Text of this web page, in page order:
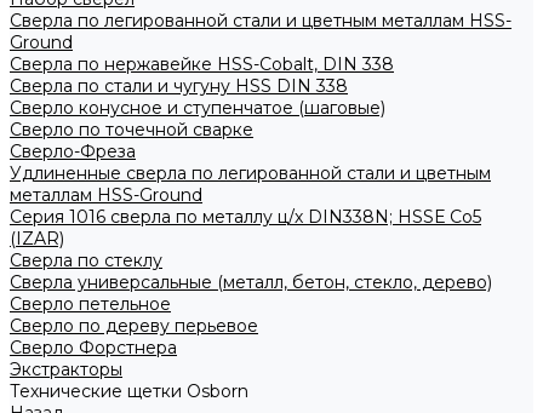
Сверла по легированной стали и цветным металлам HSS-
Ground
Сверла по нержавейке HSS-Cobalt, DIN 338
Сверла по стали и чугуну HSS DIN 338
Сверло конусное и ступенчатое (шаговые)
Сверло по точечной сварке
Сверло-Фреза
Удлиненные сверла по легированной стали и цветным
металлам HSS-Ground
Серия 1016 сверла по металлу ц/х DIN338N; HSSЕ Со5
(IZAR)
Сверла по стеклу
Сверла универсальные (металл, бетон, стекло, дерево)
Сверло петельное
Сверло по дереву перьевое
Сверло Форстнера
Экстракторы
Технические щетки Osborn